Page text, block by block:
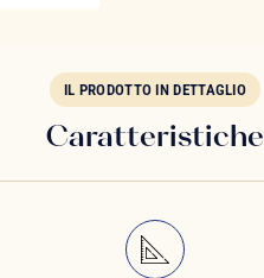
IL PRODOTTO IN DETTAGLIO
Caratteristiche